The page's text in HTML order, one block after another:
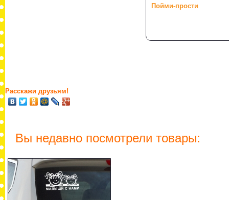
Пойми-прости
Расскажи друзьям!
Вы недавно посмотрели товары: